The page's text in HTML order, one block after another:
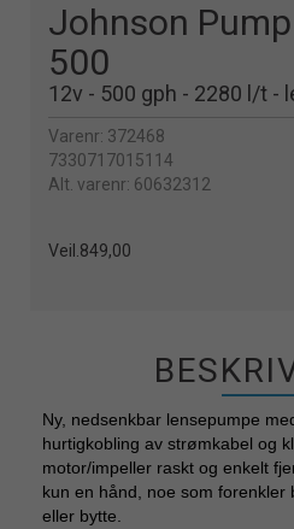
Johnson
500
12v - 500 gph - 2280 l/t -
Varenr: 372468
7330717015114
Alt. varenr: 60632312
Veil. 849,00
Ny, nedsenkbar lensepumpe
hurtigkobling av strømkabel og
motor/impeller raskt og enkelt
kun en hånd, noe som forenkler
eller bytte.